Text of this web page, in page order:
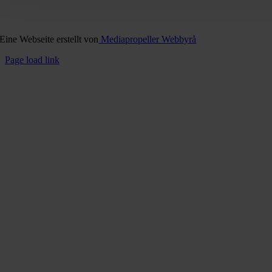
Eine Webseite erstellt von Mediapropeller Webbyrå
Page load link